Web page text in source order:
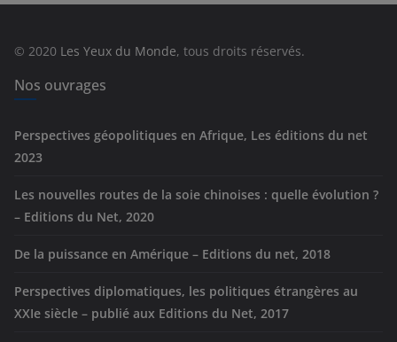
e
s
© 2020 Les Yeux du Monde, tous droits réservés.
Nos ouvrages
Perspectives géopolitiques en Afrique, Les éditions du net
2023
Les nouvelles routes de la soie chinoises : quelle évolution ?
– Editions du Net, 2020
De la puissance en Amérique – Editions du net, 2018
Perspectives diplomatiques, les politiques étrangères au
XXIe siècle – publié aux Editions du Net, 2017